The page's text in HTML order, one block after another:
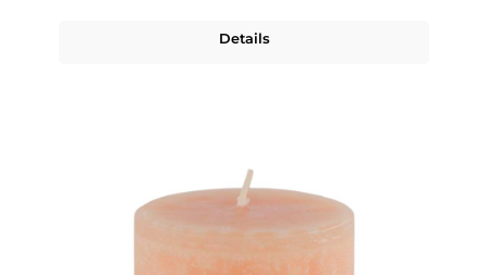
Details